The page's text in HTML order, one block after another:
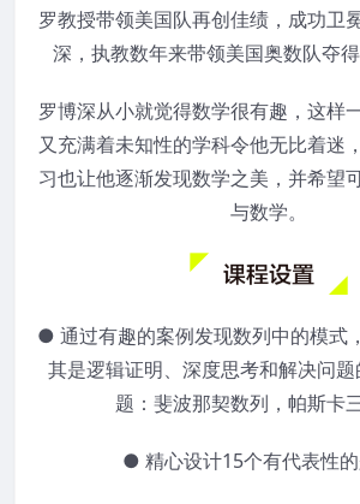
罗教授带领美国队再创佳绩，成功卫
深，执教数年来带领美国奥数队夺得
罗博深从小就觉得数学很有趣，这样
又充满着未知性的学科令他无比着迷
习也让他逐渐发现数学之美，并希望
与数学。
● 通过有趣的案例发现数列中的模式
其是逻辑证明、深度思考和解决问
题：斐波那契数列，帕斯卡
● 精心设计15个有代表性的